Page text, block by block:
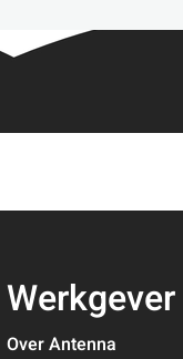
Werkgever
Over Antenna